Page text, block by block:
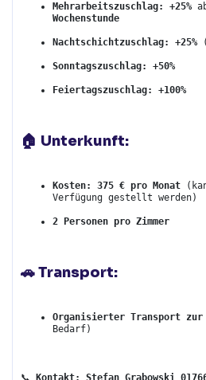
Mehrarbeitszuschlag: +25%
Wochenstunde
Nachtschichtzuschlag: +25%
Sonntagszuschlag: +50%
Feiertagszuschlag: +100%
🏠 Unterkunft:
Kosten: 375 € pro Monat
Verfügung gestellt werden)
2 Personen pro Zimmer
🚗 Transport:
Organisierter Transport
Bedarf)
📞 Kontakt: Stefan Grabowski